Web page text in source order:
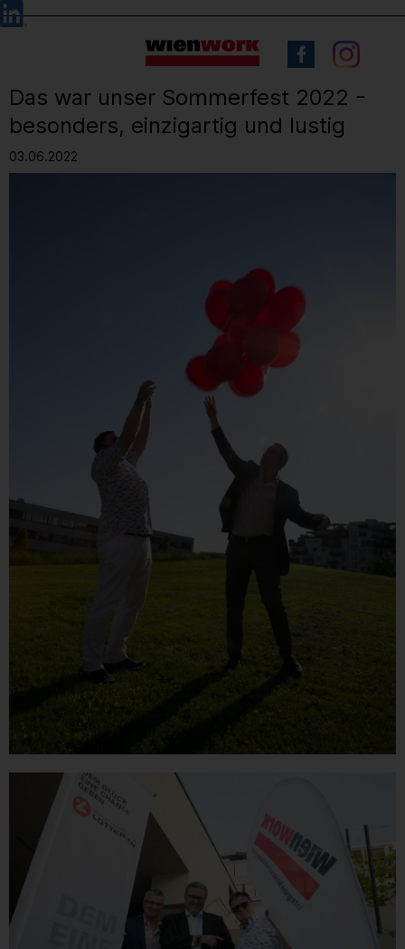
Barrierefreie
Bedienung
Sprachauswahl
Das war unser Sommerfest 2022 -
besonders, einzigartig und lustig
03.06.2022